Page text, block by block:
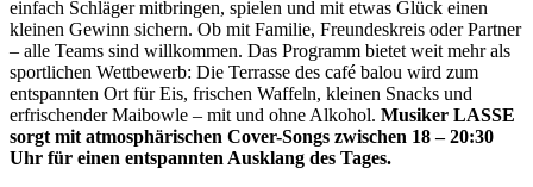
einfach Schläger mitbringen, spielen und mit etwas Glück einen
kleinen Gewinn sichern. Ob mit Familie, Freundeskreis oder Partner
– alle Teams sind willkommen. Das Programm bietet weit mehr als
sportlichen Wettbewerb: Die Terrasse des café balou wird zum
entspannten Ort für Eis, frischen Waffeln, kleinen Snacks und
erfrischender Maibowle – mit und ohne Alkohol. Musiker LASSE
sorgt mit atmosphärischen Cover-Songs zwischen 18 – 20:30
Uhr für einen entspannten Ausklang des Tages.